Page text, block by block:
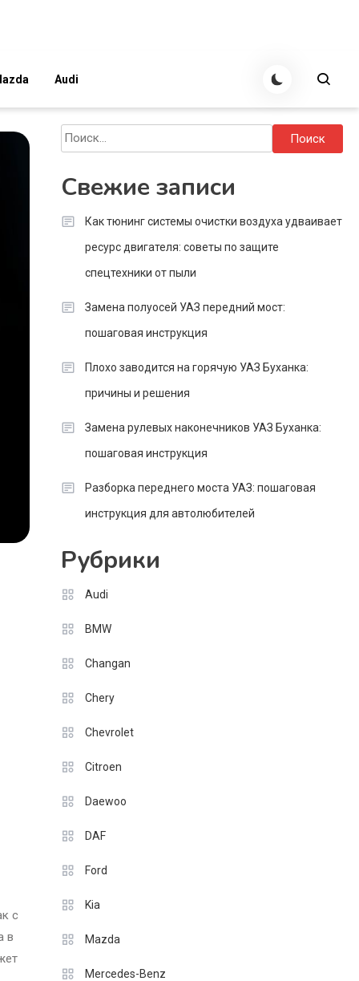
Audi
с
в
Найти:
Свежие записи
Как тюнинг системы очистки воздуха удваивает
ресурс двигателя: советы по защите
спецтехники от пыли
Замена полуосей УАЗ передний мост:
пошаговая инструкция
Плохо заводится на горячую УАЗ Буханка:
причины и решения
Замена рулевых наконечников УАЗ Буханка:
пошаговая инструкция
Разборка переднего моста УАЗ: пошаговая
инструкция для автолюбителей
Рубрики
Audi
BMW
Changan
Chery
Chevrolet
Citroen
Daewoo
DAF
Ford
Kia
Mazda
Mercedes-Benz